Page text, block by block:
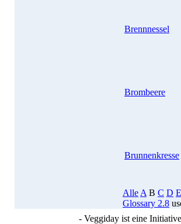
Brennnessel
Brombeere
Brunnenkresse
Alle A B C D E
Glossary 2.8
- Veggiday ist eine